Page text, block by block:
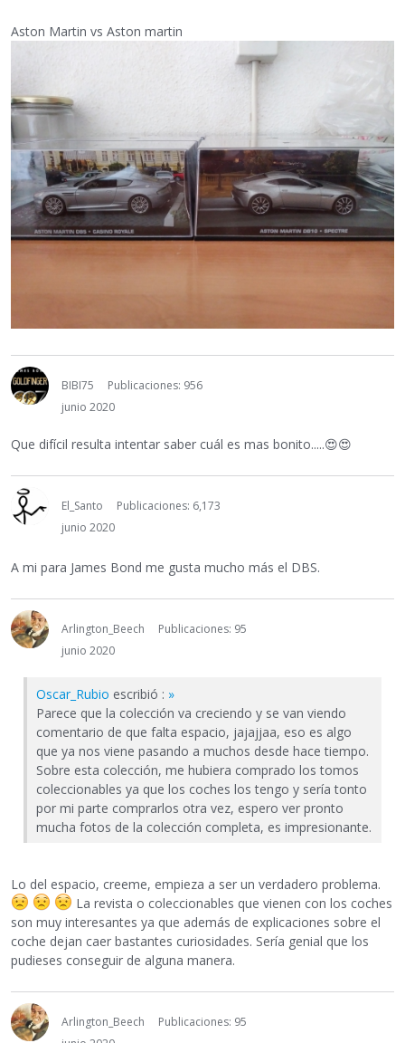
Aston Martin vs Aston martin
BIBI75
Publicaciones: 956
junio 2020
Que difícil resulta intentar saber cuál es mas bonito.....😍😍
El_Santo
Publicaciones: 6,173
junio 2020
A mi para James Bond me gusta mucho más el DBS.
Arlington_Beech
Publicaciones: 95
junio 2020
Oscar_Rubio escribió : »
Parece que la colección va creciendo y se van viendo
comentario de que falta espacio, jajajjaa, eso es algo
que ya nos viene pasando a muchos desde hace tiempo.
Sobre esta colección, me hubiera comprado los tomos
coleccionables ya que los coches los tengo y sería tonto
por mi parte comprarlos otra vez, espero ver pronto
mucha fotos de la colección completa, es impresionante.
Lo del espacio, creeme, empieza a ser un verdadero problema.
La revista o coleccionables que vienen con los coches
son muy interesantes ya que además de explicaciones sobre el
coche dejan caer bastantes curiosidades. Sería genial que los
pudieses conseguir de alguna manera.
Arlington_Beech
Publicaciones: 95